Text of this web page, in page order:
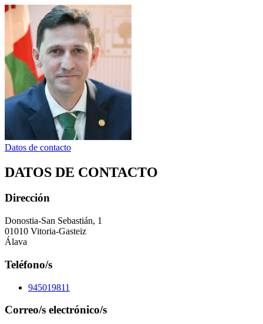
Datos de contacto
DATOS DE CONTACTO
Dirección
Donostia-San Sebastián, 1
01010 Vitoria-Gasteiz
Álava
Teléfono/s
945019811
Correo/s electrónico/s